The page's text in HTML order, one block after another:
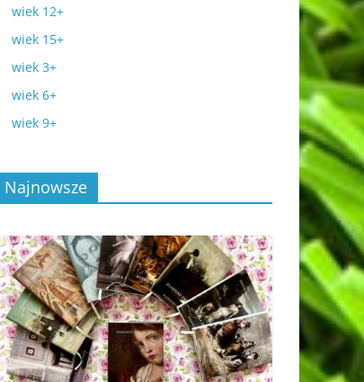
wiek 12+
wiek 15+
wiek 3+
wiek 6+
wiek 9+
Najnowsze